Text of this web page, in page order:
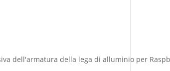
dell'armatura della lega di alluminio per